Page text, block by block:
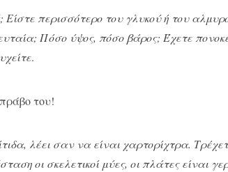
περισσότερο του γλυκού ή του
Πόσο ύψος, πόσο βάρος; Έχετε
.
του!
λέει σαν να είναι χαρτορίχτρα.
οι σκελετικοί μύες, οι πλάτες είναι